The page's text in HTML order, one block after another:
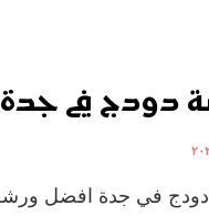
دودج في جدة
في جدة افضل ورشة